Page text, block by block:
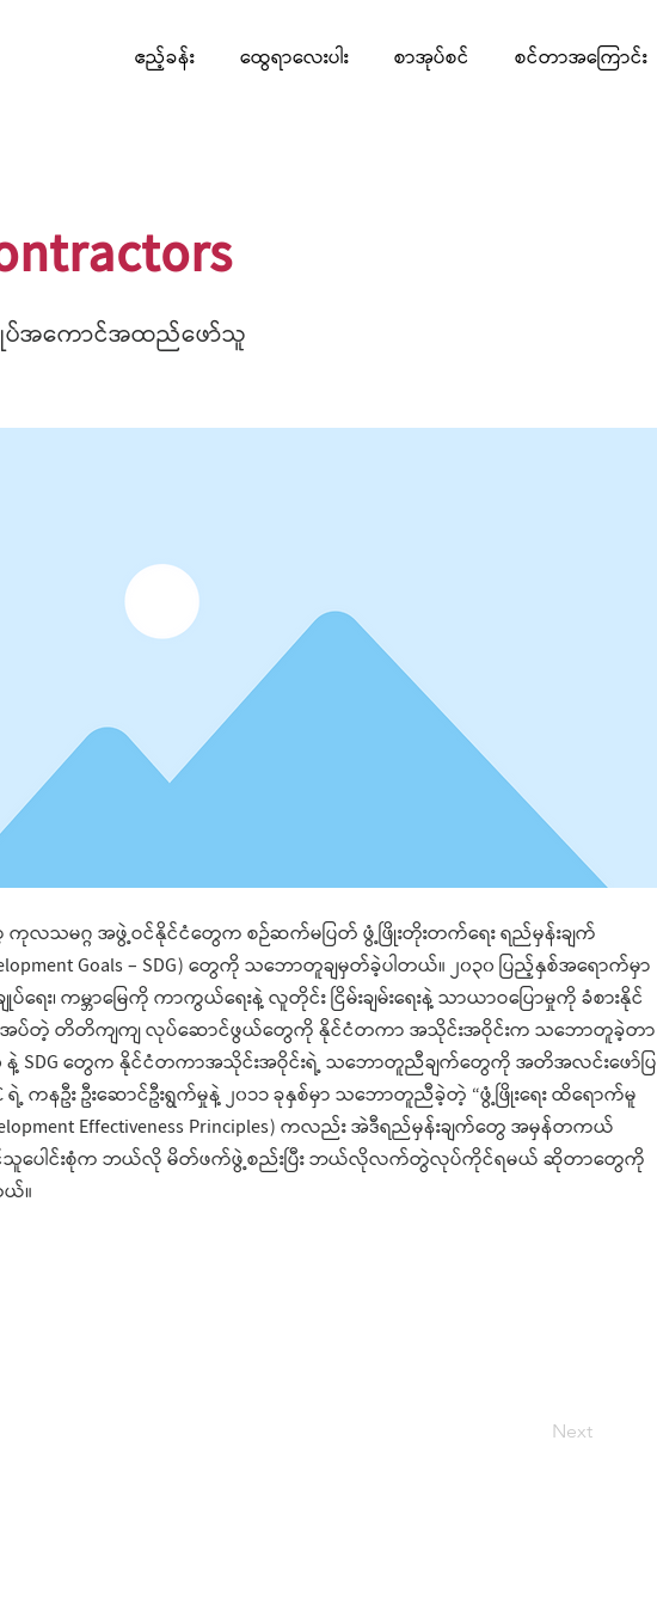
ဧည့်ခန်း ထွေရာလေးပါး စာအုပ်စင် စင်တာအကြောင်း
ပ်အကောင်အထည်ဖော်သူ
ကုလသမဂ္ဂ အဖွဲ့ဝင်နိုင်ငံတွေက စဉ်ဆက်မပြတ် ဖွံ့ဖြိုးတိုးတက်ရေး ရည်မှန်းချက်
Goals – SDG) တွေကို သဘောတူချမှတ်ခဲ့ပါတယ်။ ၂၀၃၀ ပြည့်နှစ်အရောက်မှာ
ရေး၊ ကမ္ဘာမြေကို ကာကွယ်ရေးနဲ့ လူတိုင်း ငြိမ်းချမ်းရေးနဲ့ သာယာဝပြောမှုကို ခံစားနိုင်
ပ်တဲ့ တိတိကျကျ လုပ်ဆောင်ဖွယ်တွေကို နိုင်ငံတကာ အသိုင်းအဝိုင်းက သဘောတူခဲ့တာ
၃၀ နဲ့ SDG တွေက နိုင်ငံတကာအသိုင်းအဝိုင်းရဲ့ သဘောတူညီချက်တွေကို အတိအလင်းဖော်ပြ
ရဲ့ ကနဦး ဦးဆောင်ဦးရွက်မှုနဲ့ ၂၀၁၁ ခုနှစ်မှာ သဘောတူညီခဲ့တဲ့ “ဖွံ့ဖြိုးရေး ထိရောက်မူ
Effectiveness Principles) ကလည်း အဲဒီရည်မှန်းချက်တွေ အမှန်တကယ်
သူပေါင်းစုံက ဘယ်လို မိတ်ဖက်ဖွဲ့စည်းပြီး ဘယ်လိုလက်တွဲလုပ်ကိုင်ရမယ် ဆိုတာတွေကို
။
Next